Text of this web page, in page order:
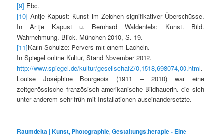
[9] Ebd.
[10] Antje Kapust: Kunst im Zeichen signifikativer Überschüsse.
In Antje Kapust u. Bernhard Waldenfels: Kunst. Bild.
Wahrnehmung. Blick. München 2010, S. 19.
[11]Karin Schulze: Pervers mit einem Lächeln.
In Spiegel online Kultur, Stand November 2012.
http://www.spiegel.de/kultur/gesellschafZ/0,1518,698074,00.html.
Louise Joséphine Bourgeois (1911 – 2010) war eine
zeitgenössische französisch-amerikanische Bildhauerin, die sich
unter anderem sehr früh mit Installationen auseinandersetzte.
Raumdelta | Kunst, Photographie, Gestaltungstherapie - Eine